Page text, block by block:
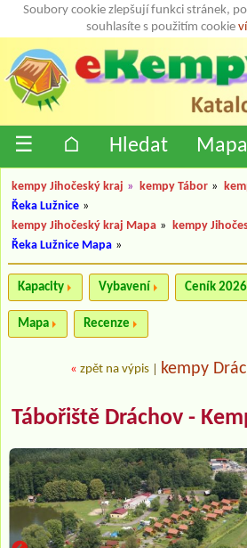
Soubory cookie zlepšují funkci stránek,
souhlasíte s použitím cookie
☰ ⌂ Hledat Mapa
kempy Jihočeský kraj » kempy Tábor »
Řeka Lužnice »
kempy Jihočeský kraj Mapa » kempy
Řeka Lužnice Mapa »
Kapacity Vybavení Ceník 2026
Mapa Recenze
« zpět na výpis kempy
Tábořiště Dráchov -